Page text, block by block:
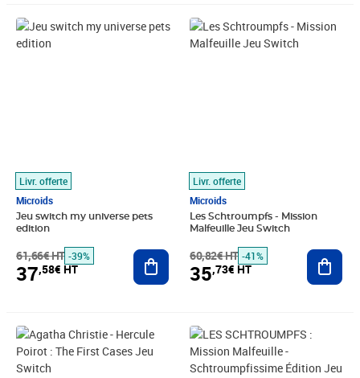
Livr. offerte
Microids
Jeu switch my universe pets
edition
61,66€ HT
Prix barré 61,66€ HT
-39%
37,58€ HT
Prix 37,58€ HT
Ajouter au panier
Livr. offerte
Microids
Les Schtroumpfs - Mission
Malfeuille Jeu Switch
60,82€ HT
Prix barré 60,82€ HT
-41%
35,73€ HT
Prix 35,73€ HT
Prix 31,96€ HT Prix barré 73,33€ HT
Prix 38,42€ HT